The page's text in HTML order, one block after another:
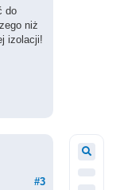
do
niż
izolacji!
#3